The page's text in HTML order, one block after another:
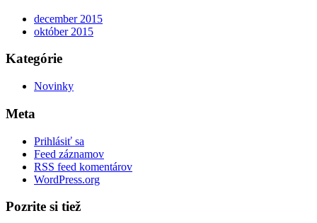
december 2015
október 2015
Kategórie
Novinky
Meta
Prihlásiť sa
Feed záznamov
RSS feed komentárov
WordPress.org
Pozrite si tiež